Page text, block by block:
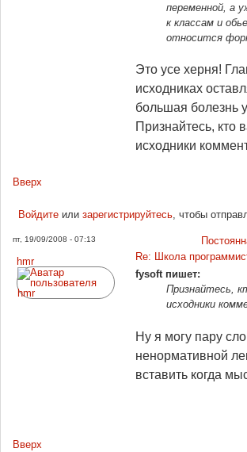
переменной, а
к классам и
относится
Это усе херня!
исходниках
большая болезнь
Признайтесь, кто
исходники
Вверх
Войдитеили зарегистрируйтесь, чтобы
пт, 19/09/2008 - 07:13
hmr
Re: Школа
fysoft пишет:
Признайтесь,
исходники
Ну я могу пару
ненормативной
вставить когда
Вверх